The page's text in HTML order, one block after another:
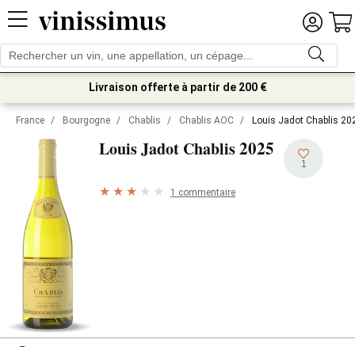
Livraison offerte à partir de 200 €
France / Bourgogne / Chablis / Chablis AOC / Louis Jadot Chablis
Louis Jadot Chablis2025
1
1 commentaire